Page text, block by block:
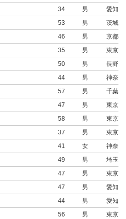
34 男
愛知県
53 男
茨城県
46 男
京都府
35 男
東京都
50 男
長野県
44 男
神奈川
57 男
千葉県
47 男
東京都
58 男
東京都
37 男
東京都
41 女
神奈川
49 男
埼玉県
47 男
東京都
47 男
愛知県
44 男
愛知県
56 男
東京都